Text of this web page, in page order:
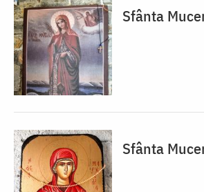
Sfânta
Sfânta